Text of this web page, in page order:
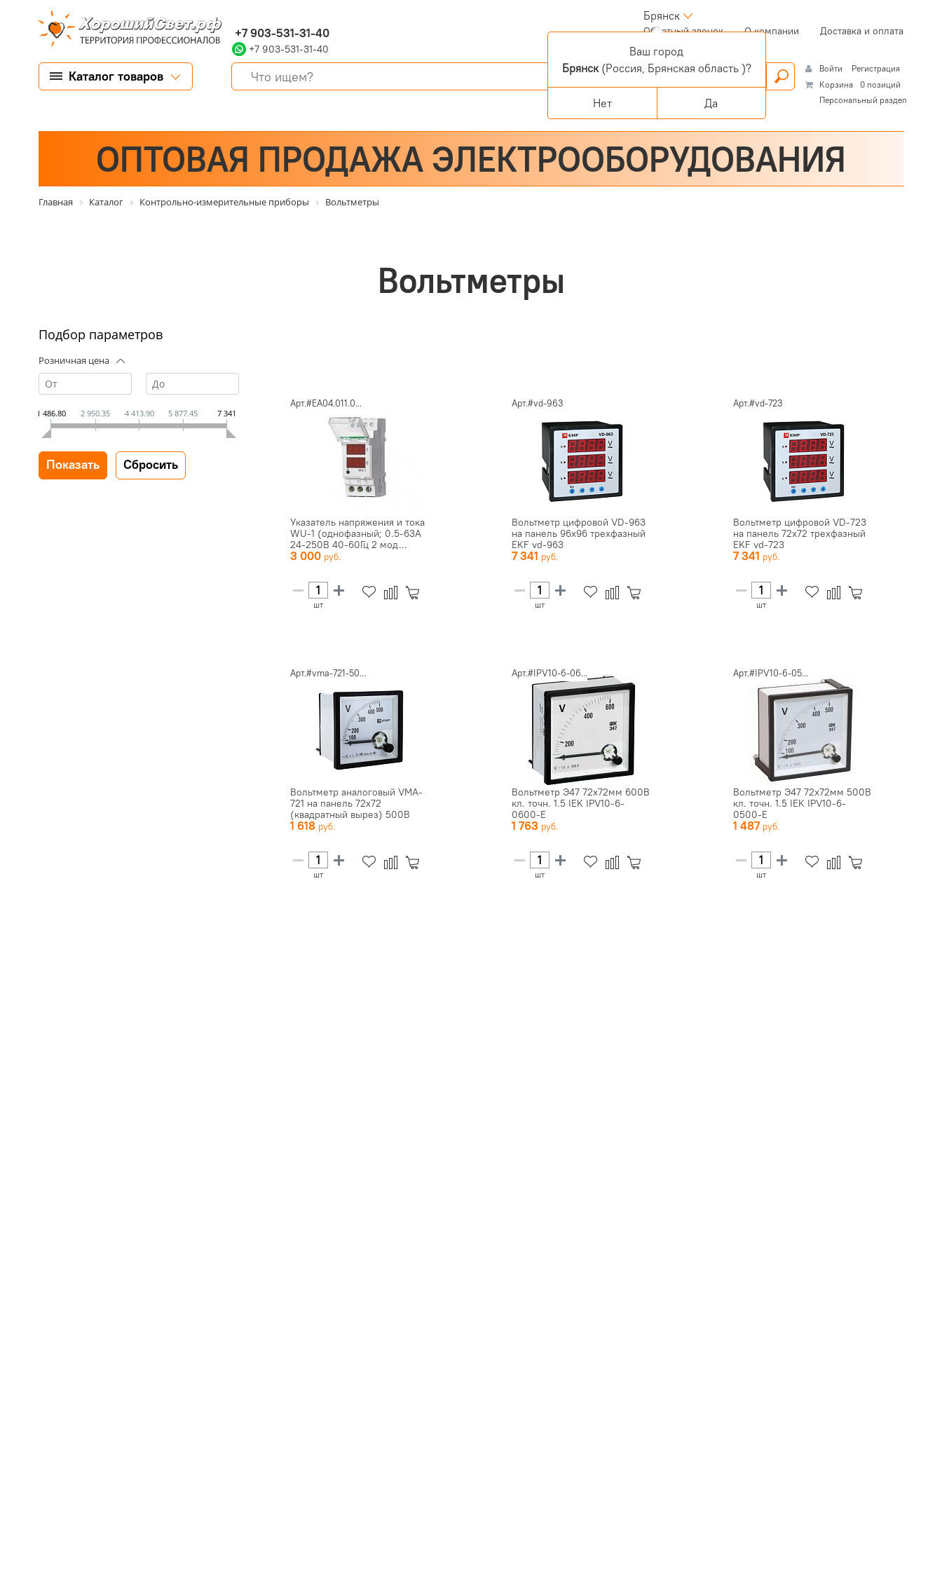
+7 903-531-31-40
+7 903-531-31-40
Брянск
Обратный звонок(current)О компании Доставка и оплата
Каталог товаров Войти
Регистрация
Корзина
0 позиций
Персональный раздел
ОПТОВАЯ ПРОДАЖА ЭЛЕКТРООБОРУДОВАНИЯ
Главная Каталог Контрольно-измерительные приборы Вольтметры
Вольтметры
Подбор параметров
Розничная цена
1 486.80 2 950.35 4 413.90 5 877.45 7 341
Арт.#EA04.011.0...
Указатель напряжения и тока
WU-1 (однофазный; 0.5-63А
24-250В 40-60Гц 2 мод...
3 000
шт
Арт.#vd-963
Вольтметр цифровой VD-963
на панель 96х96 трехфазный
EKF vd-963
7 341
шт
Арт.#vd-723
Вольтметр цифровой VD-723
на панель 72х72 трехфазный
EKF vd-723
7 341
шт
Арт.#vma-721-50...
Вольтметр аналоговый VMA-
721 на панель 72х72
(квадратный вырез) 500В
прямое...
1 618
шт
Арт.#IPV10-6-06...
Вольтметр Э47 72х72мм 600В
кл. точн. 1.5 IEK IPV10-6-
0600-E
1 763
шт
Арт.#IPV10-6-05...
Вольтметр Э47 72х72мм 500В
кл. точн. 1.5 IEK IPV10-6-
0500-E
1 487
шт
Ваш город
Брянск(Россия, Брянская область )?
Нет Да